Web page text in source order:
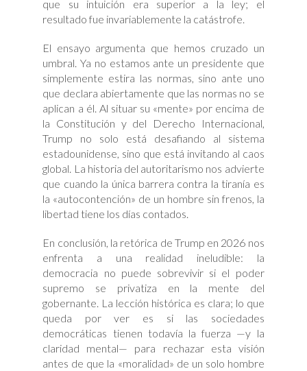
que su intuición era superior a la ley; el
resultado fue invariablemente la catástrofe.
El ensayo argumenta que hemos cruzado un
umbral. Ya no estamos ante un presidente que
simplemente estira las normas, sino ante uno
que declara abiertamente que las normas no se
aplican a él. Al situar su «mente» por encima de
la Constitución y del Derecho Internacional,
Trump no solo está desafiando al sistema
estadounidense, sino que está invitando al caos
global. La historia del autoritarismo nos advierte
que cuando la única barrera contra la tiranía es
la «autocontención» de un hombre sin frenos, la
libertad tiene los días contados.
En conclusión, la retórica de Trump en 2026 nos
enfrenta a una realidad ineludible: la
democracia no puede sobrevivir si el poder
supremo se privatiza en la mente del
gobernante. La lección histórica es clara; lo que
queda por ver es si las sociedades
democráticas tienen todavía la fuerza —y la
claridad mental— para rechazar esta visión
antes de que la «moralidad» de un solo hombre